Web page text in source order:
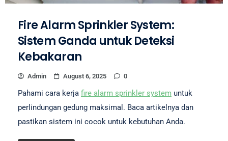
Fire Alarm Sprinkler System:
Sistem Ganda untuk Deteksi
Kebakaran
Admin August 6, 2025 0
Pahami cara kerja fire alarm sprinkler system untuk
perlindungan gedung maksimal. Baca artikelnya dan
pastikan sistem ini cocok untuk kebutuhan Anda.